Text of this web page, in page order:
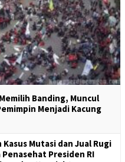
Banding, Muncul
Menjadi Kacung
Kasus Mutasi dan Jual Rugi
Presiden RI